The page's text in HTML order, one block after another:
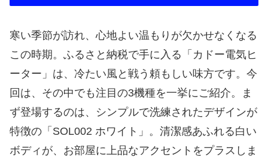
寒い季節が訪れ、心地よい温もりが欠かせなくなる
この時期。ふるさと納税で手に入る「カドー電気ヒ
ーター」は、冷たい風と戦う頼もしい味方です。今
回は、その中でも注目の3機種を一挙にご紹介。ま
ず登場するのは、シンプルで洗練されたデザインが
特徴の「SOL002 ホワイト」。清潔感あふれる白い
ボディが、お部屋に上品なアクセントをプラスしま